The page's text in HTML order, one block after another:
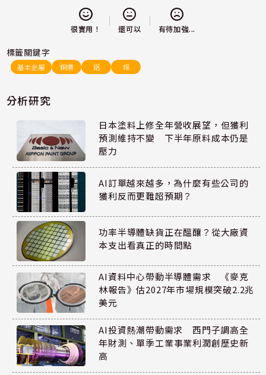
很實用！ 還可以 有待加強...
標籤關鍵字
基本金屬 銅價 鋁 錫
分析研究
日本塗料上修全年營收展望，但獲利
預測維持不變 下半年原料成本仍是
壓力
AI訂單越來越多，為什麼有些公司的
獲利反而更難超預期？
功率半導體缺貨正在醞釀？從大廠資
本支出看真正的時間點
AI資料中心帶動半導體需求 《麥克
林報告》估2027年市場規模突破2.2兆
美元
AI投資熱潮帶動需求 西門子調高全
年財測、單季工業事業利潤創歷史新
高